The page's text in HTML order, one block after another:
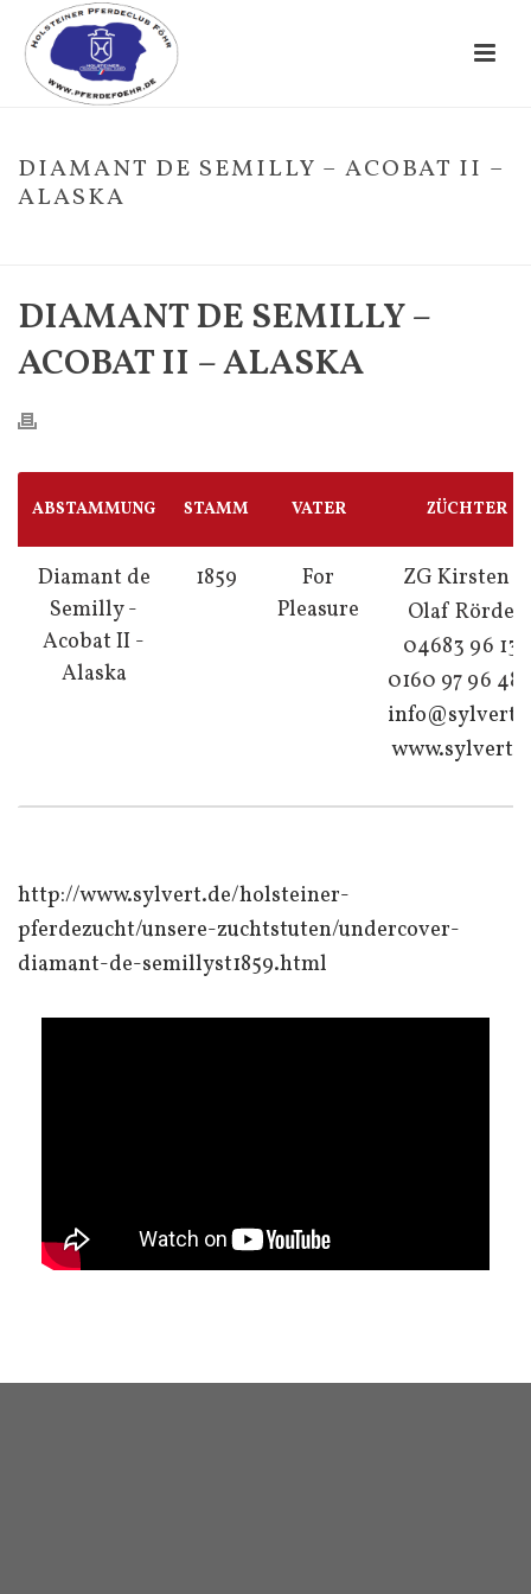
DIAMANT DE SEMILLY – ACOBAT II –
ALASKA
DIAMANT DE SEMILLY –
ACOBAT II – ALASKA
ABSTAMMUNG STAMM VATER ZÜCHTER
Diamant de
Semilly -
Acobat II -
Alaska
1859
For
Pleasure
ZG Kirsten &
Olaf Rörden
04683 96 137,
0160 97 96 48
http://www.sylvert.de/holsteiner-
pferdezucht/unsere-zuchtstuten/undercover-
diamant-de-semillyst1859.html